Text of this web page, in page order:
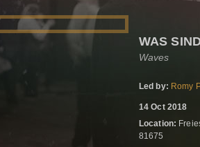
WAS
Waves
Led by: Romy
14 Oct 2018
Location:
81675